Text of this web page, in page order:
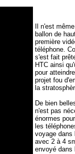
Il n'est
ballon de
première
téléphone.
s'est fait
HTC ainsi
pour
projet fou
la
De bien
n'est pas
énormes
les
voyage dans
avec 2 à 4
envoyé dans